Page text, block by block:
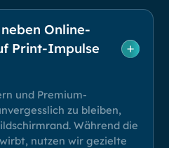
Online-
Print-Impulse
und Premium-
zu bleiben,
Während die
nutzen wir gezielte